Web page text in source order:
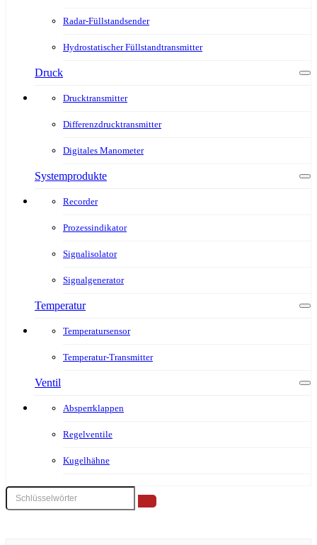
Radar-Füllstandsender
Hydrostatischer Füllstandtransmitter
Druck
Drucktransmitter
Differenzdrucktransmitter
Digitales Manometer
Systemprodukte
Recorder
Prozessindikator
Signalisolator
Signalgenerator
Temperatur
Temperatursensor
Temperatur-Transmitter
Ventil
Absperrklappen
Regelventile
Kugelhähne